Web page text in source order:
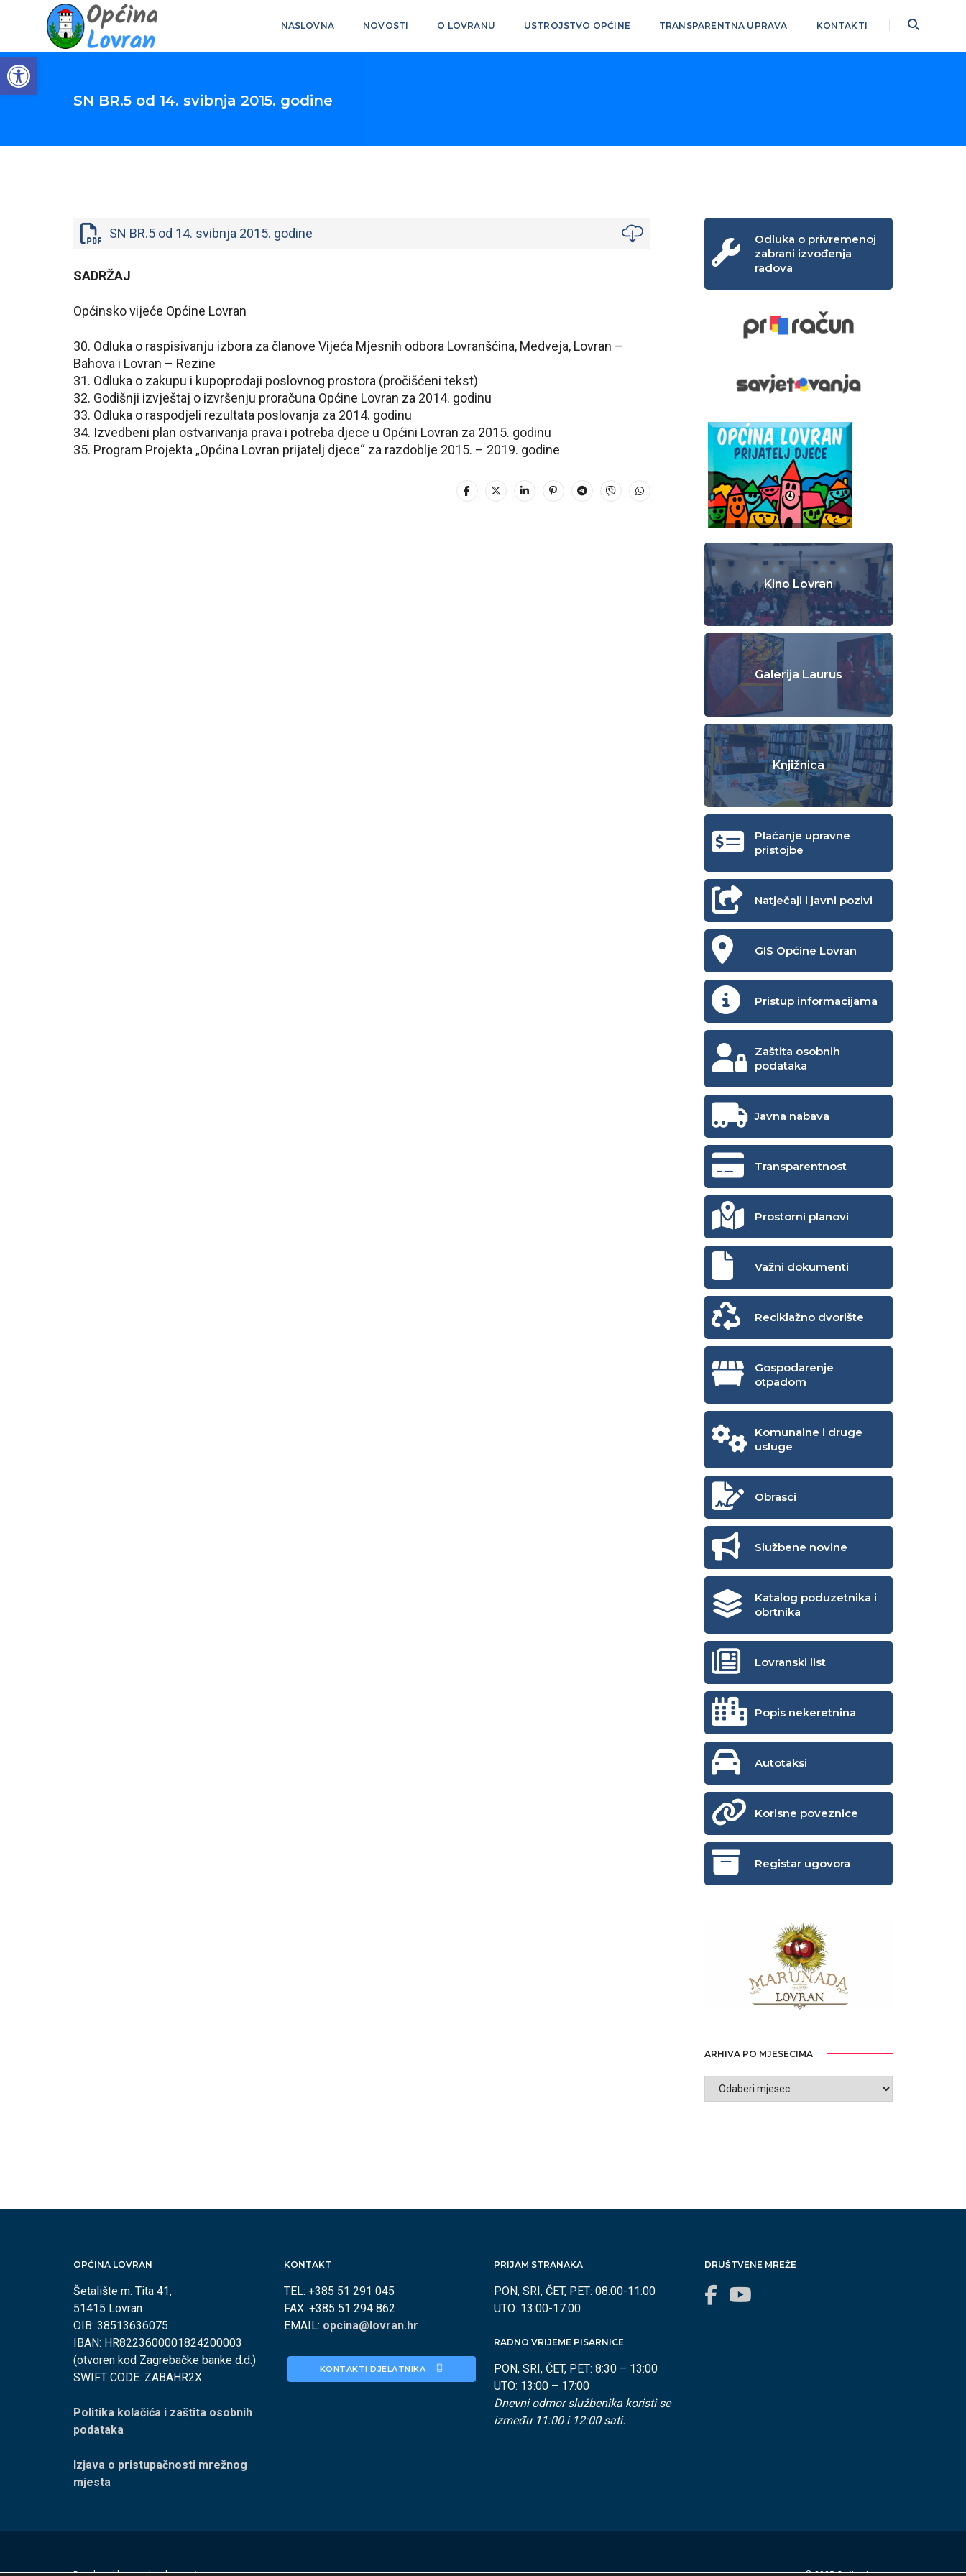
Open toolbar
NASLOVNA NOVOSTI O LOVRANU USTROJSTVO OPĆINE TRANSPARENTNA UPRAVA KONTAKTI
SN BR.5 od 14. svibnja 2015. godine
SN BR.5 od 14. svibnja 2015. godine
SADRŽAJ
Općinsko vijeće Općine Lovran
30. Odluka o raspisivanju izbora za članove Vijeća Mjesnih odbora Lovranšćina, Medveja, Lovran –
Bahova i Lovran – Rezine
31. Odluka o zakupu i kupoprodaji poslovnog prostora (pročišćeni tekst)
32. Godišnji izvještaj o izvršenju proračuna Općine Lovran za 2014. godinu
33. Odluka o raspodjeli rezultata poslovanja za 2014. godinu
34. Izvedbeni plan ostvarivanja prava i potreba djece u Općini Lovran za 2015. godinu
35. Program Projekta „Općina Lovran prijatelj djece“ za razdoblje 2015. – 2019. godine
Odluka o privremenoj
zabrani izvođenja
radova
Kino Lovran
Galerija Laurus
Knjižnica
Plaćanje upravne
pristojbe
Natječaji i javni pozivi
GIS Općine Lovran
Pristup informacijama
Zaštita osobnih
podataka
Javna nabava
Transparentnost
Prostorni planovi
Važni dokumenti
Reciklažno dvorište
Gospodarenje
otpadom
Komunalne i druge
usluge
Obrasci
Službene novine
Katalog poduzetnika i
obrtnika
Lovranski list
Popis nekeretnina
Autotaksi
Korisne poveznice
Registar ugovora
ARHIVA PO MJESECIMA
ARHIVA
PO
OPĆINA LOVRAN
Šetalište m. Tita 41,
51415 Lovran
OIB: 38513636075
IBAN: HR8223600001824200003
(otvoren kod Zagrebačke banke d.d.)
SWIFT CODE: ZABAHR2X
Politika kolačića i zaštita osobnih
podataka
Izjava o pristupačnosti mrežnog
mjesta
KONTAKT
TEL: +385 51 291 045
FAX: +385 51 294 862
EMAIL: opcina@lovran.hr
KONTAKTI DJELATNIKA
PRIJAM STRANAKA
PON, SRI, ČET, PET: 08:00-11:00
UTO: 13:00-17:00
RADNO VRIJEME PISARNICE
PON, SRI, ČET, PET: 8:30 – 13:00
UTO: 13:00 – 17:00
Dnevni odmor službenika koristi se
između 11:00 i 12:00 sati.
DRUŠTVENE MREŽE